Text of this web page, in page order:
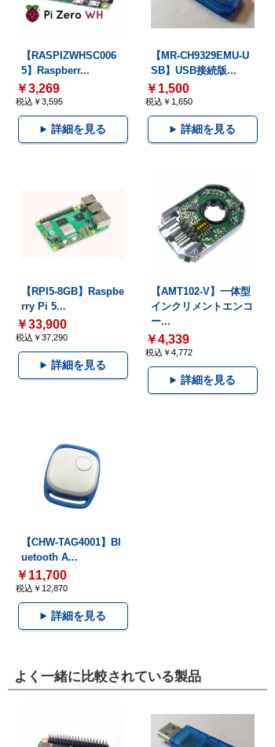
【RASPIZWHSC006
5】Raspberr...
￥3,269
税込￥3,595
詳細を見る
【MR-CH9329EMU-U
SB】USB接続版...
￥1,500
税込￥1,650
詳細を見る
【RPI5-8GB】Raspbe
rry Pi 5...
￥33,900
税込￥37,290
詳細を見る
【AMT102-V】一体型
インクリメントエンコ
ー...
￥4,339
税込￥4,772
詳細を見る
【CHW-TAG4001】Bl
uetooth A...
￥11,700
税込￥12,870
詳細を見る
よく一緒に比較されている製品